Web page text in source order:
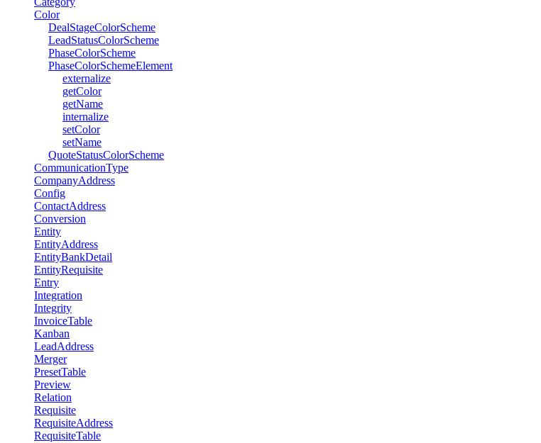
Color
DealStageColorScheme
LeadStatusColorScheme
PhaseColorScheme
PhaseColorSchemeElement
externalize
getColor
getName
internalize
setColor
setName
QuoteStatusColorScheme
CommunicationType
CompanyAddress
Config
ContactAddress
Conversion
Entity
EntityAddress
EntityBankDetail
EntityRequisite
Entry
Integration
Integrity
InvoiceTable
Kanban
LeadAddress
Merger
PresetTable
Preview
Relation
Requisite
RequisiteAddress
RequisiteTable